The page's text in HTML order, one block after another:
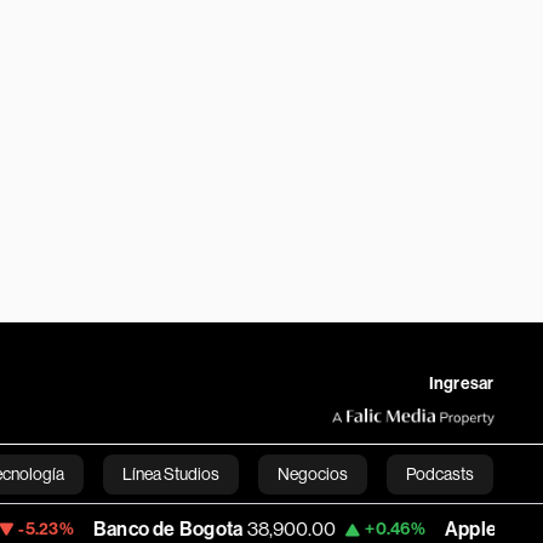
Ingresar
Línea Studios Negocios Podcasts
English
de Bogota 38,900.00 +0.46% Apple 312.53 +0.51%